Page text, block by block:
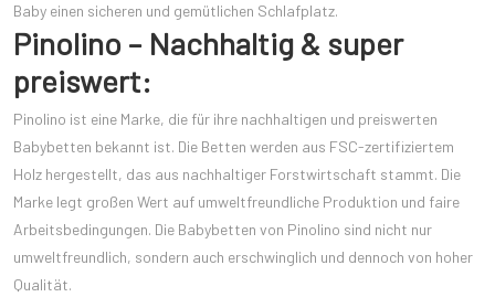
Baby einen sicheren und gemütlichen Schlafplatz.
Pinolino – Nachhaltig & super
preiswert:
Pinolino ist eine Marke, die für ihre nachhaltigen und preiswerten
Babybetten bekannt ist. Die Betten werden aus FSC-zertifiziertem
Holz hergestellt, das aus nachhaltiger Forstwirtschaft stammt. Die
Marke legt großen Wert auf umweltfreundliche Produktion und faire
Arbeitsbedingungen. Die Babybetten von Pinolino sind nicht nur
umweltfreundlich, sondern auch erschwinglich und dennoch von hoher
Qualität.